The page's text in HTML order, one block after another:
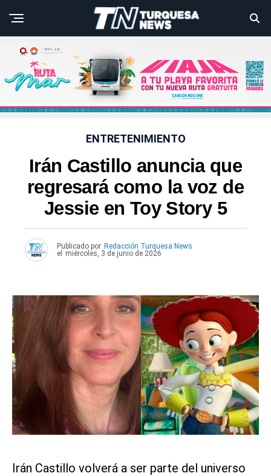
ENTRETENIMIENTO
Irán Castillo anuncia que
regresará como la voz de
Jessie en Toy Story 5
Publicado por Redacción Turquesa News
el
miércoles, 3 de junio de 2026
Irán Castillo volverá a ser parte del universo